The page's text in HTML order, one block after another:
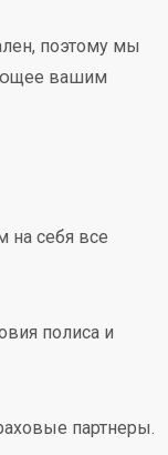
поэтому мы
вашим
себя все
полиса и
партнеры.